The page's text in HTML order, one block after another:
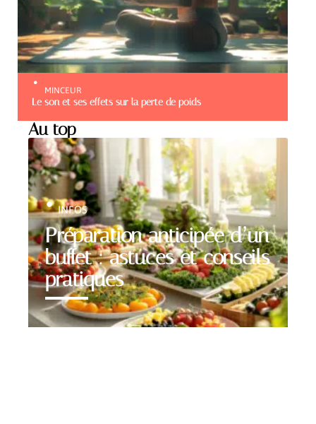
MINCEUR
Le son et ses effets sur la perte de poids
Au top
Préparation anticipée d’un
buffet : astuces et conseils
pratiques
INFOS